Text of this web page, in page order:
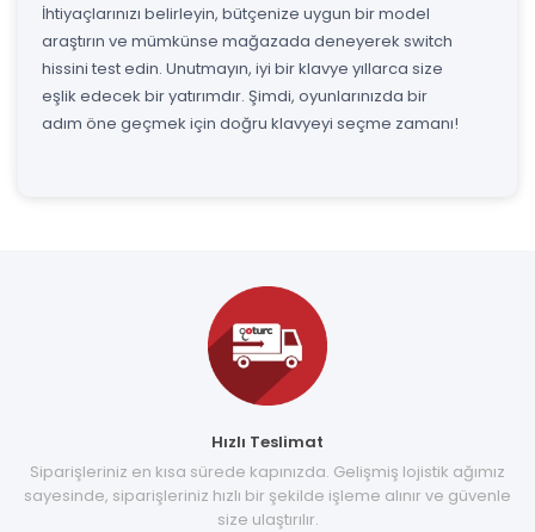
İhtiyaçlarınızı belirleyin, bütçenize uygun bir model
araştırın ve mümkünse mağazada deneyerek switch
hissini test edin. Unutmayın, iyi bir klavye yıllarca size
eşlik edecek bir yatırımdır. Şimdi, oyunlarınızda bir
adım öne geçmek için doğru klavyeyi seçme zamanı!
Hızlı Teslimat
Siparişleriniz en kısa sürede kapınızda. Gelişmiş lojistik ağımız
sayesinde, siparişleriniz hızlı bir şekilde işleme alınır ve güvenle
size ulaştırılır.